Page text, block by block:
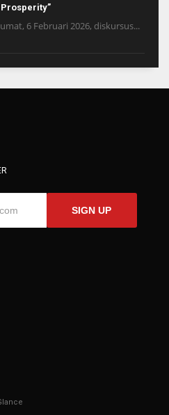
Prosperity”
6 Februari 2026, diskursus...
SIGN UP